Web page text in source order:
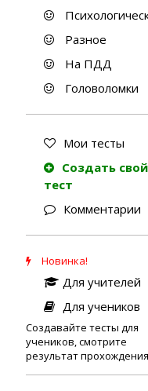
Разное
На ПДД
Головоломки
Мои тесты
Создать свой
тест
Комментарии
Новинка!
Для учителей
Для учеников
Создавайте тесты для
учеников, смотрите
результат